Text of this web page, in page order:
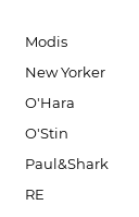
Modis
New Yorker
O'Hara
O'Stin
Paul&Shark
RE